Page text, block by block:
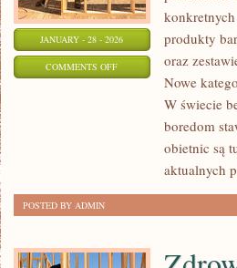
JANUARY - 28 - 2026
COMMENTS OFFON
KOSMETYKI
NATURALNE
EKOLOGICZNE
produkty
oraz
Nowe
W świecie
boredom
obietnic są
aktualnych
POSTED BY ADMIN